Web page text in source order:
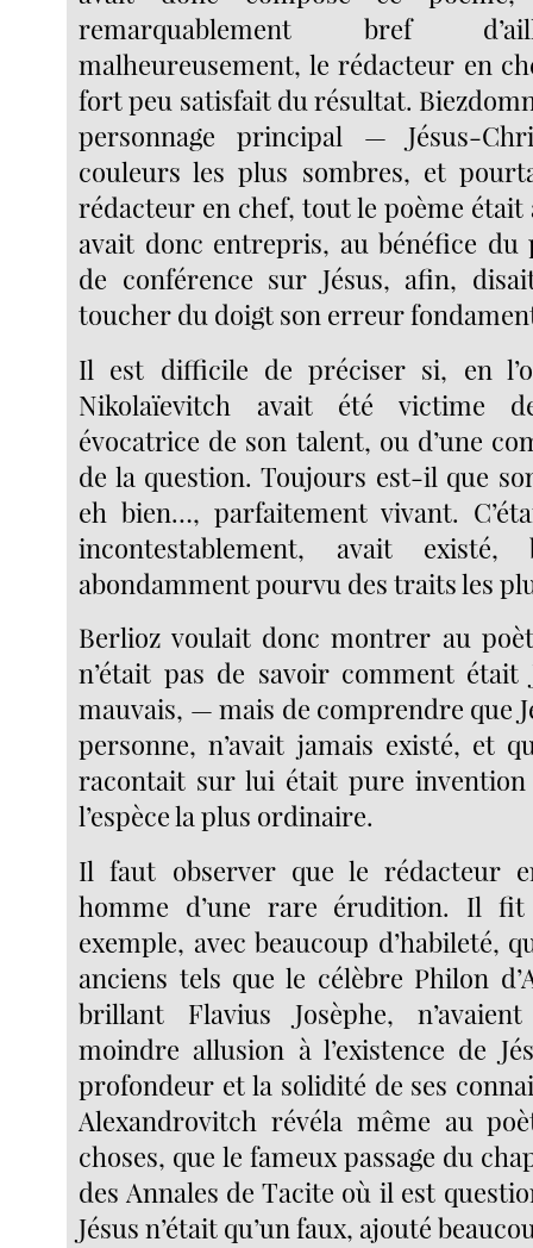
remarquablement bref
malheureusement, le rédacteur en
fort peu satisfait du résultat.
personnage principal — Jésus-
couleurs les plus sombres, et
rédacteur en chef, tout le poème
avait donc entrepris, au bénéfice du
de conférence sur Jésus, afin,
toucher du doigt son erreur
Il est difficile de préciser si, en
Nikolaïevitch avait été victime
évocatrice de son talent, ou d’une
de la question. Toujours est-il que
eh bien…, parfaitement vivant.
incontestablement, avait
abondamment pourvu des traits les
Berlioz voulait donc montrer au
n’était pas de savoir comment
mauvais, — mais de comprendre que
personne, n’avait jamais existé, et
racontait sur lui était pure
l’espèce la plus ordinaire.
Il faut observer que le rédacteur
homme d’une rare érudition. Il
exemple, avec beaucoup d’habileté,
anciens tels que le célèbre Philon
brillant Flavius Josèphe,
moindre allusion à l’existence de
profondeur et la solidité de ses
Alexandrovitch révéla même au
choses, que le fameux passage du
des Annales de Tacite où il est
Jésus n’était qu’un faux, ajouté